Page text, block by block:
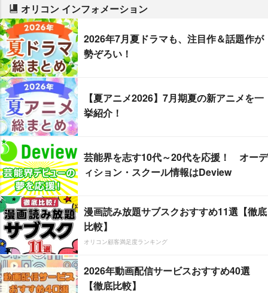
オリコン インフォメーション
2026年7月夏ドラマも、注目作＆話題作が
勢ぞろい！
【夏アニメ2026】7月期夏の新アニメを一
挙紹介！
芸能界を志す10代～20代を応援！ オーデ
ィション・スクール情報はDeview
漫画読み放題サブスクおすすめ11選【徹底
比較】
オリコン顧客満足度ランキング
2026年動画配信サービスおすすめ40選
【徹底比較】